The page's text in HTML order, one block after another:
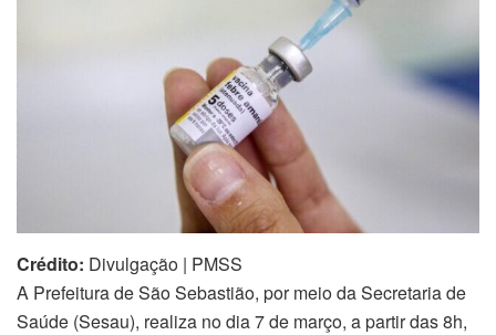
Crédito: Divulgação | PMSS
A Prefeitura de São Sebastião, por meio da Secretaria de
Saúde (Sesau), realiza no dia 7 de março, a partir das 8h,